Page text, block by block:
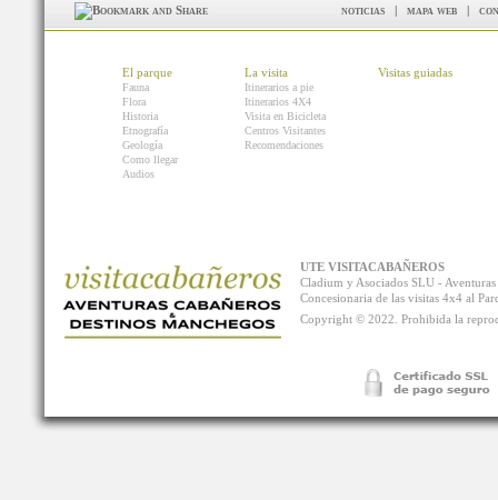
noticias | mapa web |
El parque
Fauna
Flora
Historia
Etnografía
Geología
Como llegar
Audios
La visita
Itinerarios a pie
Itinerarios 4X4
Visita en Bicicleta
Centros Visitantes
Recomendaciones
Visitas guiadas
UTE VISITACABAÑEROS
Cladium y Asociados SLU -
Concesionaria de las visitas 4x4 al
Copyright © 2022. Prohibida la